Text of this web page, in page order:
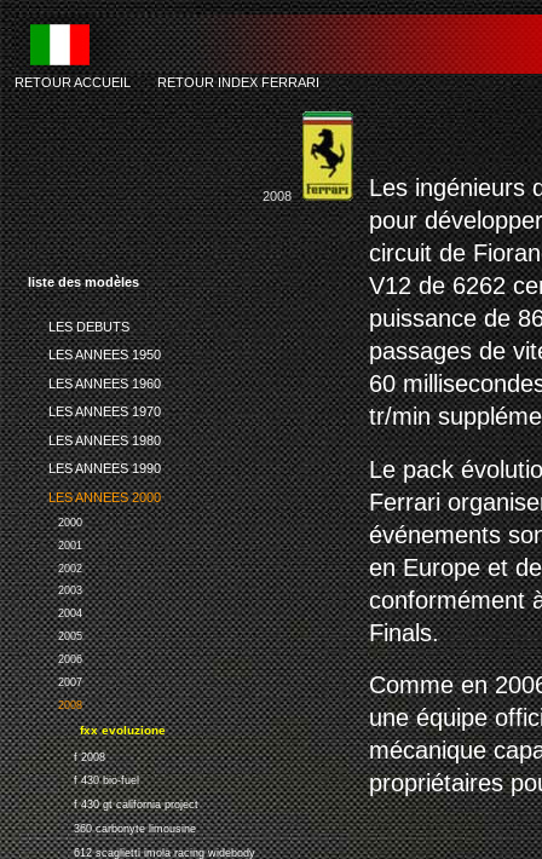
liste des modèles
LES DEBUTS
LES ANNEES 1950
LES ANNEES 1960
LES ANNEES 1970
LES ANNEES 1980
LES ANNEES 1990
LES ANNEES 2000
2000
2001
2002
2003
2004
2005
2006
2007
2008
fxx evoluzione
f 2008
f 430 bio-fuel
f 430 gt california project
360 carbonyte limousine
612 scaglietti imola racing widebody
RETOUR ACCUEIL-RETOUR INDEX FERRARI
2008
Les ingénieurs
pour
circuit de
V12 de 6262
puissance de
passages de
60
tr/min
Le pack
Ferrari
événements
en Europe et
conformément
Finals.
Comme en
une équipe
mécanique
propriétaires